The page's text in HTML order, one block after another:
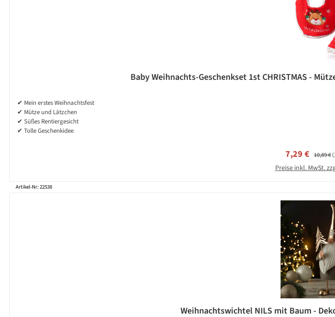
Baby Weihnachts-Geschenkset 1st CHRISTMAS -
✔ Mein erstes Weihnachtsfest
✔ Mütze und Lätzchen
✔ Süßes Rentiergesicht
✔ Tolle Geschenkidee
7,29 € 10,89 €
Preise inkl. MwSt.
Artikel-Nr: 22538
Weihnachtswichtel NILS mit Baum -